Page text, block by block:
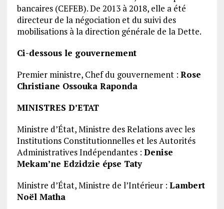
bancaires (CEFEB). De 2013 à 2018, elle a été
directeur de la négociation et du suivi des
mobilisations à la direction générale de la Dette.
Ci-dessous le gouvernement
Premier ministre, Chef du gouvernement : Rose
Christiane Ossouka Raponda
MINISTRES D’ETAT
Ministre d’État, Ministre des Relations avec les
Institutions Constitutionnelles et les Autorités
Administratives Indépendantes : Denise
Mekam’ne Edzidzie épse Taty
Ministre d’État, Ministre de l’Intérieur : Lambert
Noël Matha